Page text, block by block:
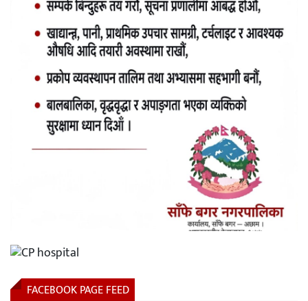
FACEBOOK PAGE FEED